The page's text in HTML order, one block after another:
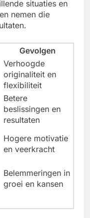
situaties en
nemen die
Gevolgen
Verhoogde
originaliteit en
flexibiliteit
Betere
beslissingen en
resultaten
Hogere motivatie
en veerkracht
Belemmeringen in
groei en kansen